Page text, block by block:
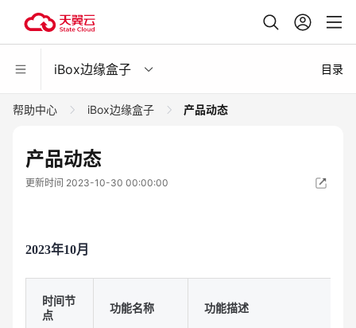
iBox边缘盒子 目录
帮助中心 iBox边缘盒子 产品动态
产品动态
更新时间 2023-10-30 00:00:00
2023年10月
时间节
点
功能名称 功能描述